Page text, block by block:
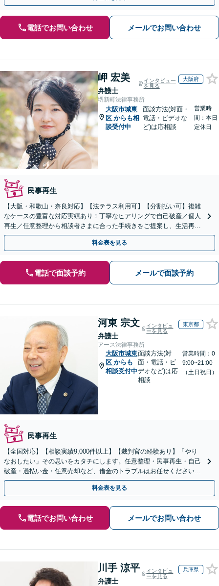
電話でお問い合わせ メールでお問い合わせ
岬 宏美
弁護士
インタビュー
を見る
大阪府
堺新町法律事務所
大阪市城東
区 からも相
談受付中
面談方法(対面・
電話・ビデオな
ど)は応相談
営業時
間：本日
定休日
民事再生
【大阪・和歌山・奈良対応】【法テラス利用可】【分割払い可】複雑
なケースの豊富な対応実績あり！丁寧なヒアリングで自己破産／個人
再生／任意整理から相談者さまに合った手続きをご提案し、生活再建
に向けて全力でサポートします【完全個室】
料金表を見る
電話で面談予約 メールで面談予約
河東 宗文
弁護士
インタビュ
ーを見る
東京都
アース法律事務所
大阪市城東
区 からも
相談受付中
面談方法(対
面・電話・ビ
デオなど)は応
相談
営業時間：0
9:00~21:00
（土日祝日）
民事再生
【全国対応】【相談実績9,000件以上】【裁判官の経験あり】「やり
なおしたい」その思いをカタチにします。任意整理・民事再生・自己
破産・過払い金・任意売却など、借金のトラブルはお任せください。
【初回相談無料】【全国対応可能】
料金表を見る
電話でお問い合わせ メールでお問い合わせ
川手 涼平
弁護士
インタビュ
ーを見る
兵庫県